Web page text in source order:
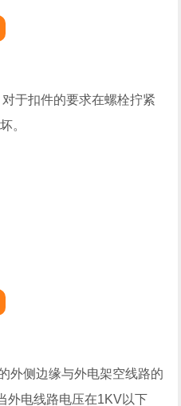
于扣件的要求在螺栓拧紧
。
外侧边缘与外电架空线路的
外电线路电压在1KV以下